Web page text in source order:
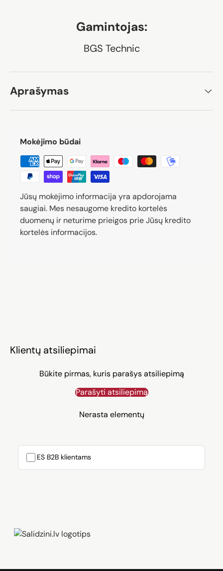
Gamintojas:
BGS Technic
Aprašymas
Mokėjimo būdai
Jūsų mokėjimo informacija yra apdorojama
saugiai. Mes nesaugome kredito kortelės
duomenų ir neturime prieigos prie Jūsų kredito
kortelės informacijos.
Klientų atsiliepimai
Būkite pirmas, kuris parašys atsiliepimą
Parašyti atsiliepimą
Nerasta elementų
ES B2B klientams
Zāģi, iPhone, Dyson, Mobilie